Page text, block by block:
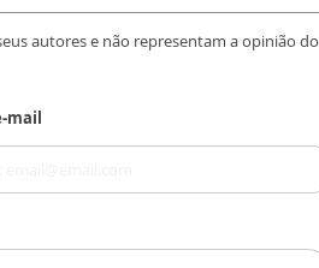
autores e não representam a opinião do
mail